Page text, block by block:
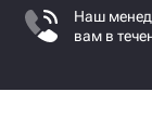
Наш
вам в